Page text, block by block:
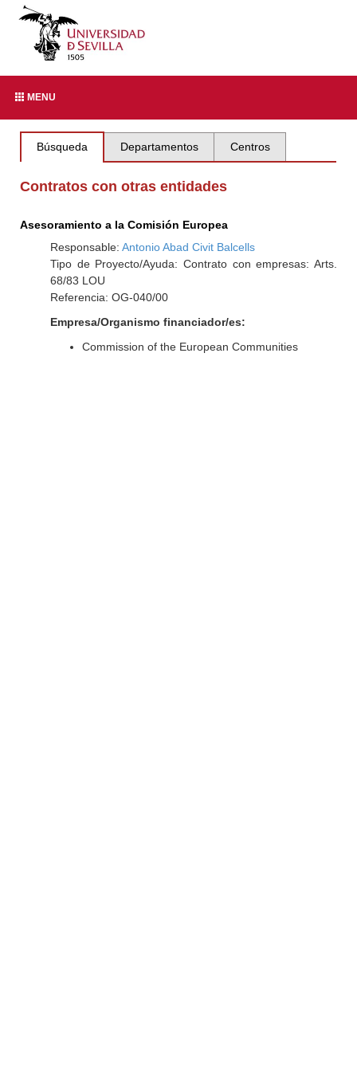
MENU
Búsqueda Departamentos Centros
Contratos con otras entidades
Asesoramiento a la Comisión Europea
Responsable: Antonio Abad Civit Balcells
Tipo de Proyecto/Ayuda: Contrato con empresas: Arts.
68/83 LOU
Referencia: OG-040/00
Empresa/Organismo financiador/es:
Commission of the European Communities